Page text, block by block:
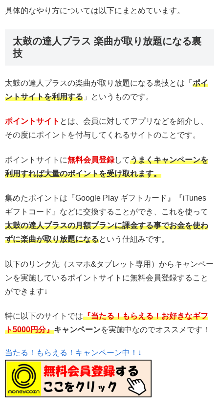
具体的なやり方については以下にまとめています。
太鼓の達人プラス 楽曲が取り放題になる裏
技
太鼓の達人プラスの楽曲が取り放題になる裏技とは「 ポイ
ントサイトを利用する 」というものです。
ポイントサイト とは、会員に対してアプリなどを紹介し、
その度にポイントを付与してくれるサイトのことです。
ポイントサイトに無料会員登録してうまくキャンペーンを
利用すれば大量のポイントを受け取れます。
集めたポイントは『Google Play ギフトカード』『iTunes
ギフトコード』などに交換することができ、これを使って
太鼓の達人プラスの月額プランに課金する事でお金を使わ
ずに楽曲が取り放題になるという仕組みです。
以下のリンク先（スマホ&タブレット専用）からキャンペー
ンを実施しているポイントサイトに無料会員登録すること
ができます↓
特に以下のサイトでは『当たる！もらえる！お好きなギフ
ト5000円分』キャンペーンを実施中なのでオススメです！
当たる！もらえる！キャンペーン中！↓